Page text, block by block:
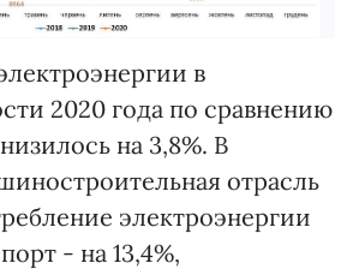
в
2020 года по сравнению
на 3,8%. В
отрасль
электроэнергии
- на 13,4%,